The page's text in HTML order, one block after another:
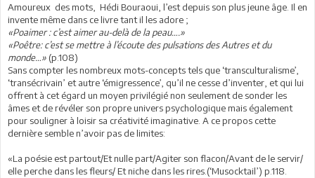
Amoureux des mots, Hédi Bouraoui, l’est depuis son plus jeune âge. Il en
invente même dans ce livre tant il les adore ;
«Poaimer : c’est aimer au-delà de la peau….»
«Poêtre: c’est se mettre à l’écoute des pulsations des Autres et du
monde…» (p.108)
Sans compter les nombreux mots-concepts tels que ‘transculturalisme’,
‘transécrivain’ et autre ‘émigressence’, qu’il ne cesse d’inventer, et qui lui
offrent à cet égard un moyen privilégié non seulement de sonder les
âmes et de révéler son propre univers psychologique mais également
pour souligner à loisir sa créativité imaginative. A ce propos cette
dernière semble n’avoir pas de limites:
«La poésie est partout/Et nulle part/Agiter son flacon/Avant de le servir/
elle perche dans les fleurs/ Et niche dans les rires.(‘Musocktail’) p.118.